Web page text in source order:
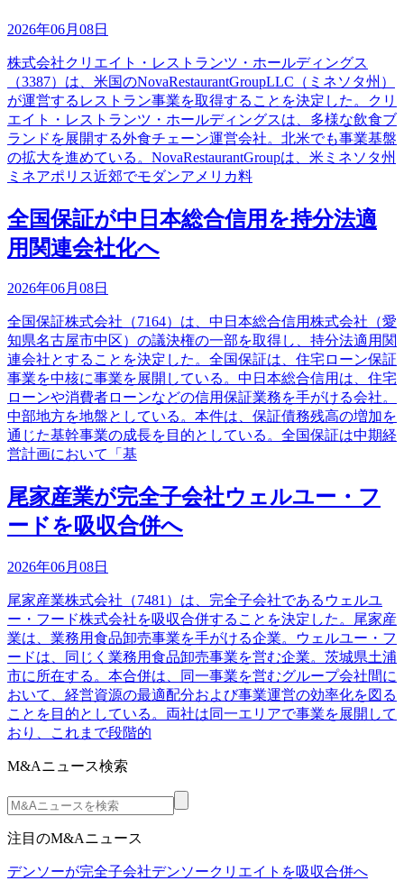
2026年06月08日
株式会社クリエイト・レストランツ・ホールディングス
（3387）は、米国のNovaRestaurantGroupLLC（ミネソタ州）
が運営するレストラン事業を取得することを決定した。クリ
エイト・レストランツ・ホールディングスは、多様な飲食ブ
ランドを展開する外食チェーン運営会社。北米でも事業基盤
の拡大を進めている。NovaRestaurantGroupは、米ミネソタ州
ミネアポリス近郊でモダンアメリカ料
全国保証が中日本総合信用を持分法適
用関連会社化へ
2026年06月08日
全国保証株式会社（7164）は、中日本総合信用株式会社（愛
知県名古屋市中区）の議決権の一部を取得し、持分法適用関
連会社とすることを決定した。全国保証は、住宅ローン保証
事業を中核に事業を展開している。中日本総合信用は、住宅
ローンや消費者ローンなどの信用保証業務を手がける会社。
中部地方を地盤としている。本件は、保証債務残高の増加を
通じた基幹事業の成長を目的としている。全国保証は中期経
営計画において「基
尾家産業が完全子会社ウェルユー・フ
ードを吸収合併へ
2026年06月08日
尾家産業株式会社（7481）は、完全子会社であるウェルユ
ー・フード株式会社を吸収合併することを決定した。尾家産
業は、業務用食品卸売事業を手がける企業。ウェルユー・フ
ードは、同じく業務用食品卸売事業を営む企業。茨城県土浦
市に所在する。本合併は、同一事業を営むグループ会社間に
おいて、経営資源の最適配分および事業運営の効率化を図る
ことを目的としている。両社は同一エリアで事業を展開して
おり、これまで段階的
M&Aニュース検索
注目のM&Aニュース
デンソーが完全子会社デンソークリエイトを吸収合併へ